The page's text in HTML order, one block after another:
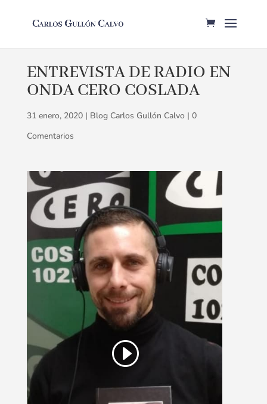
ENTREVISTA DE RADIO EN
ONDA CERO COSLADA
31 enero, 2020| Blog Carlos Gullón Calvo| 0
Comentarios